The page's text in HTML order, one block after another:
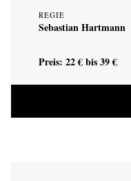
REGIE
Sebastian Hartmann
Preis: 22 € bis 39 €